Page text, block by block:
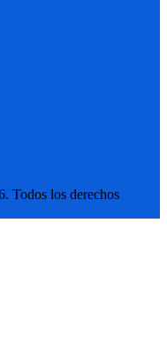
Todos los derechos